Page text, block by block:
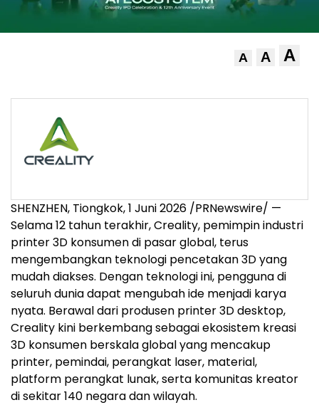
A A A
SHENZHEN, Tiongkok, 1 Juni 2026 /PRNewswire/ —
Selama 12 tahun terakhir, Creality, pemimpin industri
printer 3D konsumen di pasar global, terus
mengembangkan teknologi pencetakan 3D yang
mudah diakses. Dengan teknologi ini, pengguna di
seluruh dunia dapat mengubah ide menjadi karya
nyata. Berawal dari produsen printer 3D desktop,
Creality kini berkembang sebagai ekosistem kreasi
3D konsumen berskala global yang mencakup
printer, pemindai, perangkat laser, material,
platform perangkat lunak, serta komunitas kreator
di sekitar 140 negara dan wilayah.